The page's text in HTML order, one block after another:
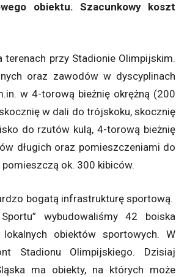
obiektu. Szacunkowy koszt
przy Stadionie Olimpijskim.
oraz zawodów w dyscyplinach
w 4-torową bieżnię okrężną (200
w dali do trójskoku, skocznię
do rzutów kulą, 4-torową bieżnię
długich oraz pomieszczeniami do
ok. 300 kibiców.
bogatą infrastrukturę sportową.
wybudowaliśmy 42 boiska
obiektów sportowych. W
Stadionu Olimpijskiego. Dzisiaj
ma obiekty, na których może